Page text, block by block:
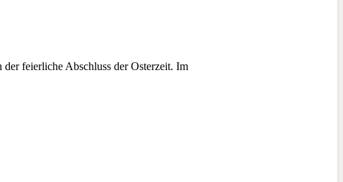
feierliche Abschluss der Osterzeit. Im